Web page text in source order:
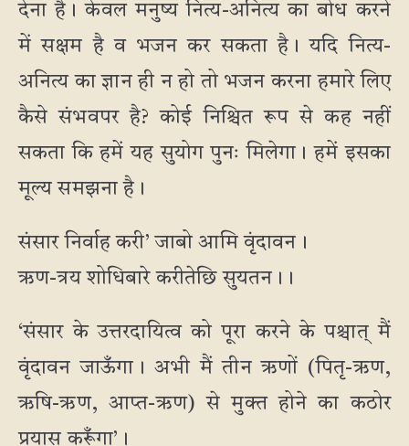
देना है। केवल मनुष्य नित्य-अनित्य का बोध करने
में सक्षम है व भजन कर सकता है। यदि नित्य-
अनित्य का ज्ञान ही न हो तो भजन करना हमारे लिए
कैसे संभवपर है? कोई निश्चित रूप से कह नहीं
सकता कि हमें यह सुयोग पुनः मिलेगा। हमें इसका
मूल्य समझना है।
संसार निर्वाह करी’ जाबो आमि वृंदावन।
ऋण-त्रय शोधिबारे करीतेछि सुयतन।।
‘संसार के उत्तरदायित्व को पूरा करने के पश्चात् मैं
वृंदावन जाऊँगा। अभी मैं तीन ऋणों (पितृ-ऋण,
ऋषि-ऋण, आप्त-ऋण) से मुक्त होने का कठोर
प्रयास करूँगा’।